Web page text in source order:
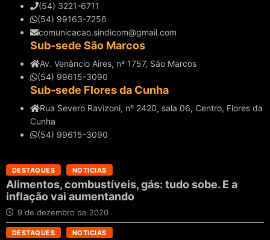
(54) 3221-6711
(54) 99163-7256
comunicacao.sindicom@gmail.com
Sub-sede São Marcos
Av. Venâncio Aires, nº 1757, São Marcos
(54) 99615-3090
Sub-sede Flores da Cunha
Rua Severo Ravizoni, nº 2420, sala 06, Centro, Flores da
Cunha
(54) 99615-3090
DESTAQUES NOTICIAS
Alimentos, combustíveis, gás: tudo sobe. E a
inflação vai aumentando
9 de dezembro de 2020
DESTAQUES NOTICIAS